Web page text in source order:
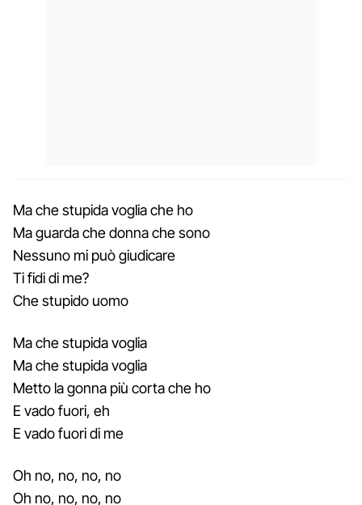
Ma che stupida voglia chе ho
Ma guarda che donna che sono
Nessuno mi può giudicare
Ti fidi di me?
Che stupido uomo
Ma che stupida voglia
Ma che stupida voglia
Metto la gonna più corta che ho
E vado fuori, eh
E vado fuori di me
Oh no, no, no, no
Oh no, no, no, no